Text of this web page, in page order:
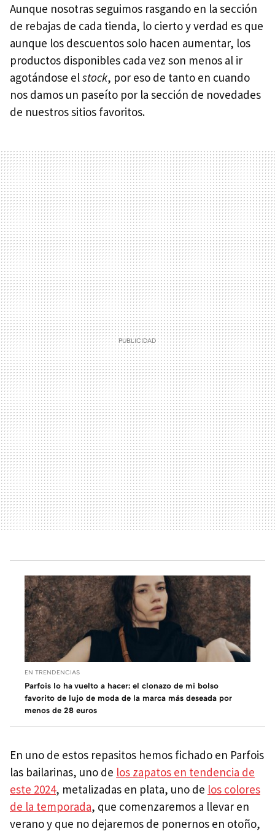
Aunque nosotras seguimos rasgando en la sección
de rebajas de cada tienda, lo cierto y verdad es que
aunque los descuentos solo hacen aumentar, los
productos disponibles cada vez son menos al ir
agotándose elstock, por eso de tanto en cuando
nos damos un paseíto por la sección de novedades
de nuestros sitios favoritos.
EN TRENDENCIAS
Parfois lo ha vuelto a hacer: el clonazo de mi bolso
favorito de lujo de moda de la marca más deseada por
menos de 28 euros
En uno de estos repasitos hemos fichado en Parfois
las bailarinas, uno de los zapatos en tendencia de
este 2024, metalizadas en plata, uno de los colores
de la temporada, que comenzaremos a llevar en
verano y que no dejaremos de ponernos en otoño,